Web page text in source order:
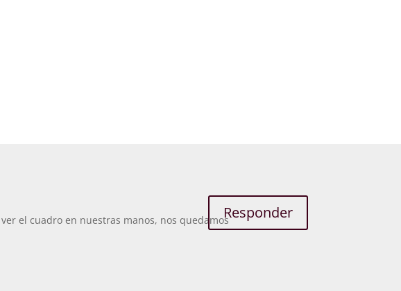
el cuadro en nuestras manos, nos quedamosResponder